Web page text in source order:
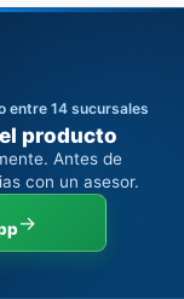
entre 14 sucursales
producto
Antes de
con un asesor.
→